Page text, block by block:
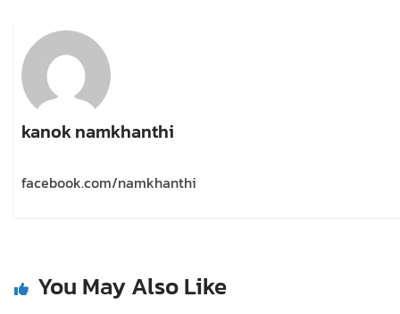
kanok namkhanthi
facebook.com/namkhanthi
You May Also Like